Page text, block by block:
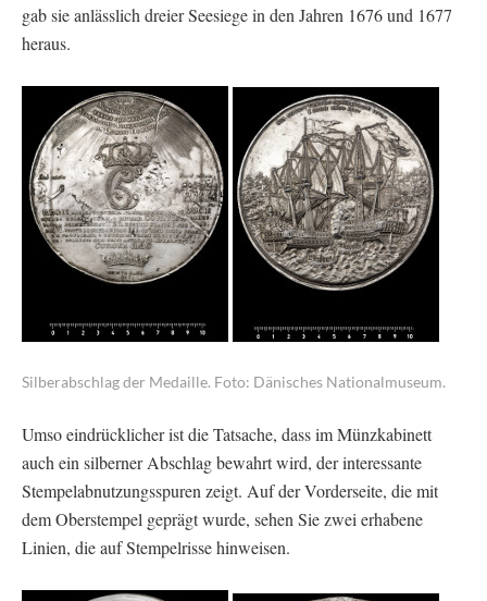
gab sie anlässlich dreier Seesiege in den Jahren 1676 und 1677
heraus.
Silberabschlag der Medaille. Foto: Dänisches Nationalmuseum.
Umso eindrücklicher ist die Tatsache, dass im Münzkabinett
auch ein silberner Abschlag bewahrt wird, der interessante
Stempelabnutzungsspuren zeigt. Auf der Vorderseite, die mit
dem Oberstempel geprägt wurde, sehen Sie zwei erhabene
Linien, die auf Stempelrisse hinweisen.